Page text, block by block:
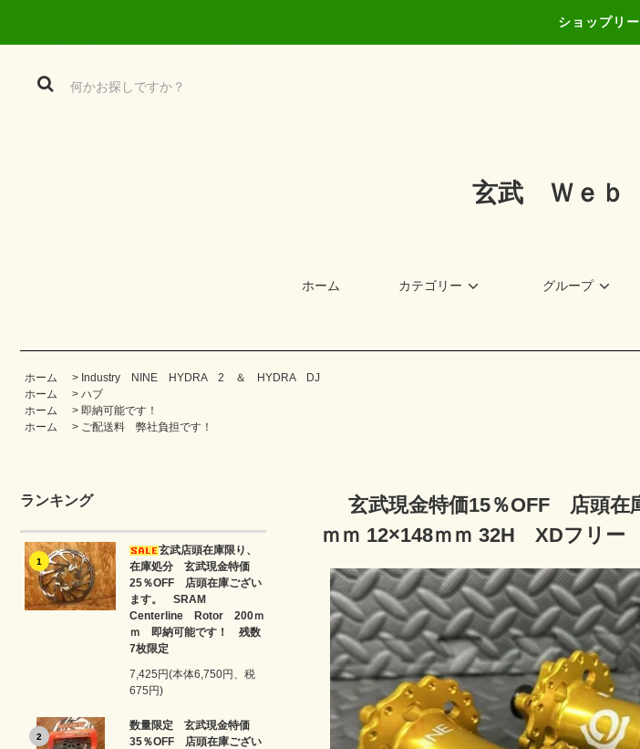
ショップリ
玄武 Ｗｅｂ
ホーム カテゴリー グループ
ホーム > Industry NINE HYDRA 2 ＆ HYDRA DJ
ホーム
> ハブ
ホーム
> 即納可能です！
ホーム
> ご配送料 弊社負担です！
ランキング
1
玄武店頭在庫限り、
在庫処分 玄武現金特価
25％OFF 店頭在庫ござい
ます。 SRAM
Centerline Rotor 200ｍ
ｍ 即納可能です！ 残数
7枚限定
7,425円(本体6,750円、税
675円)
2
数量限定 玄武現金特価
35％OFF 店頭在庫ござい
玄武現金特価15％OFF 店頭
ｍｍ 12×148ｍｍ 32H XDフリ